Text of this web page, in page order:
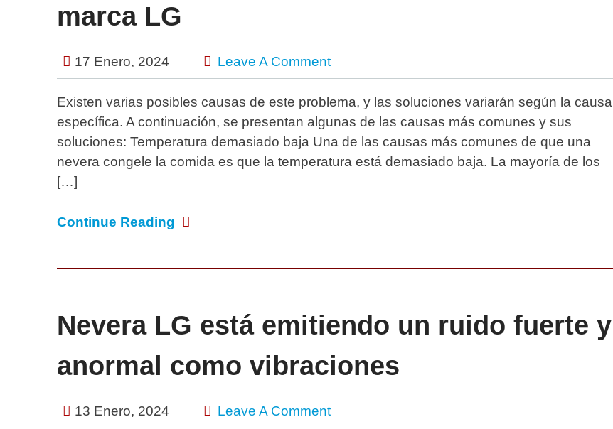
marca LG
17 Enero, 2024 Leave A Comment
Existen varias posibles causas de este problema, y las soluciones variarán según la causa
específica. A continuación, se presentan algunas de las causas más comunes y sus
soluciones: Temperatura demasiado baja Una de las causas más comunes de que una
nevera congele la comida es que la temperatura está demasiado baja. La mayoría de los
[…]
Continue Reading
Nevera LG está emitiendo un ruido fuerte y
anormal como vibraciones
13 Enero, 2024 Leave A Comment